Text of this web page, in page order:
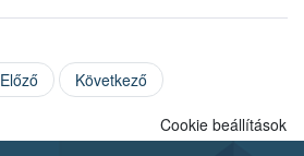
Előző Következő
Cookie beállítások